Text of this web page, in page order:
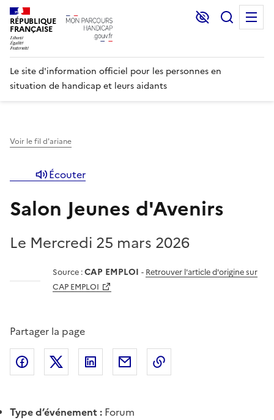
RÉPUBLIQUE
FRANÇAISE
Lecture et
Le site d'information officiel pour les personnes en
situation de handicap et leurs aidants
Voir le fil d'ariane
Écouter
Salon Jeunes d'Avenirs
Le Mercredi 25 mars 2026
Source :CAP EMPLOI - Retrouver l'article d'origine sur
CAP EMPLOI
Partager la page
Partager l'article surFacebook
Partager l'article sur X (anciennement
Partager l'article sur
Partager l'article par courriel
Type d’événement : Forum